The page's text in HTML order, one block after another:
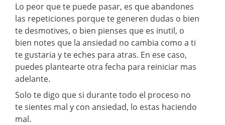
Lo peor que te puede pasar, es que abandones
las repeticiones porque te generen dudas o bien
te desmotives, o bien pienses que es inutil, o
bien notes que la ansiedad no cambia como a ti
te gustaria y te eches para atras. En ese caso,
puedes plantearte otra fecha para reiniciar mas
adelante.
Solo te digo que si durante todo el proceso no
te sientes mal y con ansiedad, lo estas haciendo
mal.